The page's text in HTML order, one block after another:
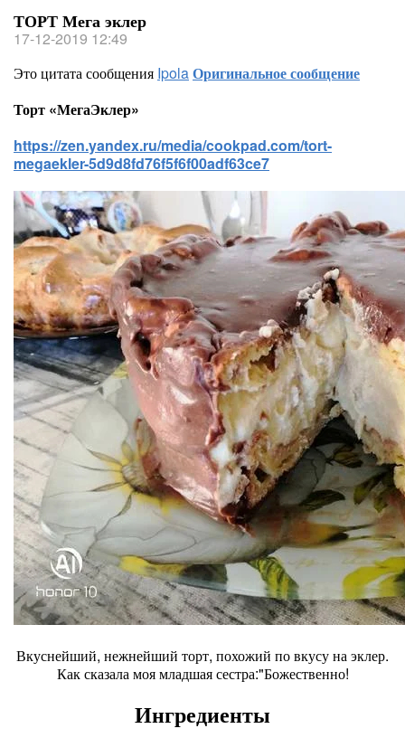
ТОРТ Мега эклер
17-12-2019 12:49
Это цитата сообщения IpolaОригинальное сообщение
Торт «МегаЭклер»
https://zen.yandex.ru/media/cookpad.com/tort-
megaekler-5d9d8fd76f5f6f00adf63ce7
Вкуснейший, нежнейший торт, похожий по вкусу на эклер.
Как сказала моя младшая сестра:"Божественно!
Ингредиенты